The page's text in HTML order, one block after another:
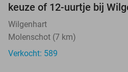
keuze of 12-uurtje bij
Wilgenhart
Molenschot (7 km)
Verkocht: 589